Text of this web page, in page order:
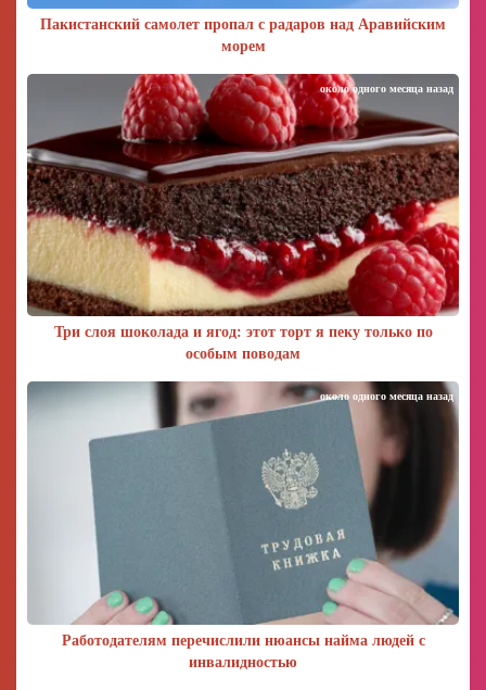
Пакистанский самолет пропал с радаров над Аравийским
морем
Три слоя шоколада и ягод: этот торт я пеку только по
особым поводам
около одного месяца назад
Работодателям перечислили нюансы найма людей с
инвалидностью
около одного месяца назад